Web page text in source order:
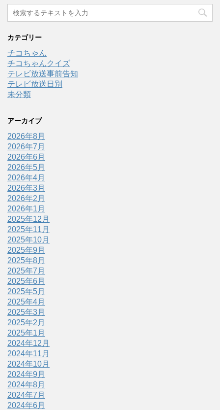
カテゴリー
チコちゃん
チコちゃんクイズ
テレビ放送事前告知
テレビ放送日別
未分類
アーカイブ
2026年8月
2026年7月
2026年6月
2026年5月
2026年4月
2026年3月
2026年2月
2026年1月
2025年12月
2025年11月
2025年10月
2025年9月
2025年8月
2025年7月
2025年6月
2025年5月
2025年4月
2025年3月
2025年2月
2025年1月
2024年12月
2024年11月
2024年10月
2024年9月
2024年8月
2024年7月
2024年6月